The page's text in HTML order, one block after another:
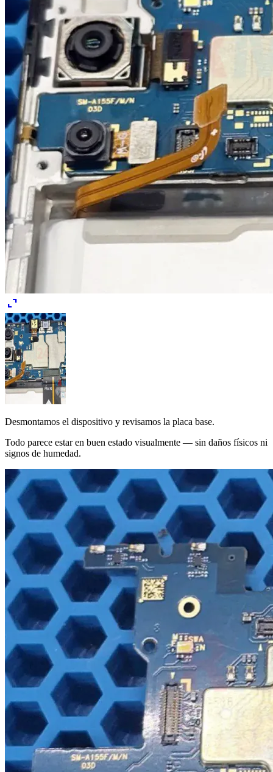
expand_content
Desmontamos el dispositivo y revisamos la placa base.
Todo parece estar en buen estado visualmente — sin daños físicos ni
signos de humedad.